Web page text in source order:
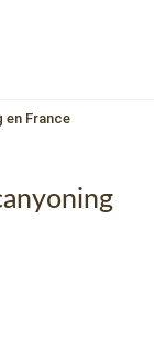
en France